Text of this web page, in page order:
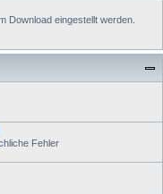
Download eingestellt werden.
Fehler